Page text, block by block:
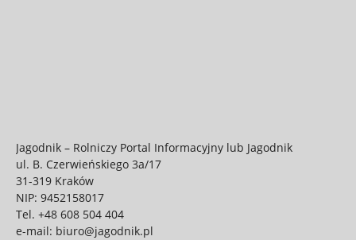
Jagodnik – Rolniczy Portal Informacyjny lub Jagodnik
ul. B. Czerwieńskiego 3a/17
31-319 Kraków
NIP: 9452158017
Tel. +48 608 504 404
e-mail: biuro@jagodnik.pl